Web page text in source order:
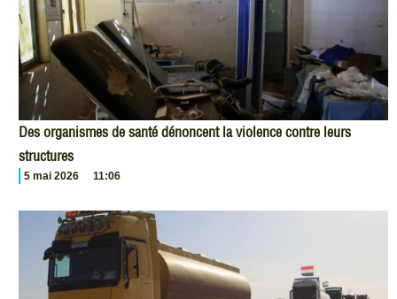
Des organismes de santé dénoncent la violence contre leurs
structures
5 mai 2026 11:06